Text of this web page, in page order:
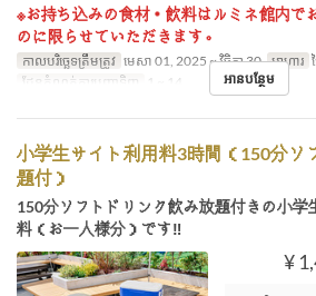
※お持ち込みの食材・飲料はルミネ館内で
のに限らせていただきます。
កាលបរិច្ឆេទត្រឹមត្រូវ មេសា 01, 2025 ~ វិច្ឆិកា 30 អាហារ
ដែនកំណត់ការបញ្ជាទិញ
1 ~ 14 អានបន្ថែម
小学生サイト利用料3時間（150分ソ
題付）
150分ソフトドリンク飲み放題付きの小学
料（お一人様分）です‼
¥